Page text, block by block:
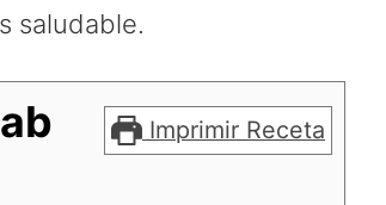
saludable.
Imprimir Receta